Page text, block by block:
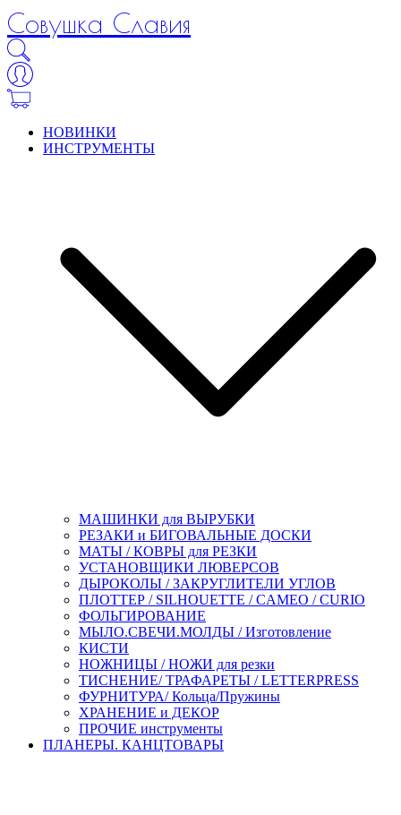
Совушка Славия
НОВИНКИ
ИНСТРУМЕНТЫ
МАШИНКИ для ВЫРУБКИ
РЕЗАКИ и БИГОВАЛЬНЫЕ ДОСКИ
МАТЫ / КОВРЫ для РЕЗКИ
УСТАНОВЩИКИ ЛЮВЕРСОВ
ДЫРОКОЛЫ / ЗАКРУГЛИТЕЛИ УГЛОВ
ПЛОТТЕР / SILHOUETTE / CAMEO / CURIO
ФОЛЬГИРОВАНИЕ
МЫЛО.СВЕЧИ.МОЛДЫ / Изготовление
КИСТИ
НОЖНИЦЫ / НОЖИ для резки
ТИСНЕНИЕ/ ТРАФАРЕТЫ / LETTERPRESS
ФУРНИТУРА/ Кольца/Пружины
ХРАНЕНИЕ и ДЕКОР
ПРОЧИЕ инструменты
ПЛАНЕРЫ. КАНЦТОВАРЫ